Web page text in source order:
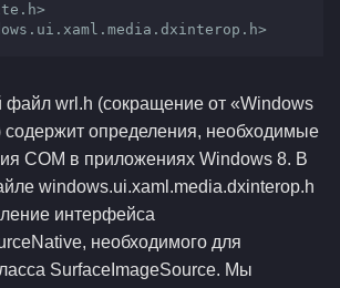
файл wrl.h (сокращение от «Windows
содержит определения, необходимые
COM в приложениях Windows 8. В
windows.ui.xaml.media.dxinterop.h
интерфейса
необходимого для
SurfaceImageSource. Мы